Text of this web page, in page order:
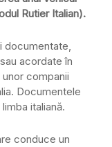
Rutier Italian).
documentate,
acordate în
companii
Documentele
italiană.
conduce un